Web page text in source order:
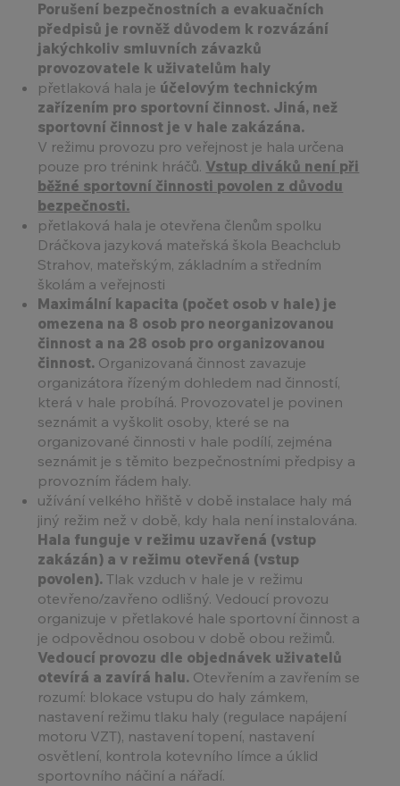
Porušení bezpečnostních a evakuačních
předpisů je rovněž důvodem k rozvázání
jakýchkoliv smluvních závazků
provozovatele k uživatelům haly
přetlaková hala je účelovým technickým
zařízením pro sportovní činnost. Jiná, než
sportovní činnost je v hale zakázána.
V režimu provozu pro veřejnost je hala určena
pouze pro trénink hráčů. Vstup diváků není při
běžné sportovní činnosti povolen z důvodu
bezpečnosti.
přetlaková hala je otevřena členům spolku
Dráčkova jazyková mateřská škola Beachclub
Strahov, mateřským, základním a středním
školám a veřejnosti
Maximální kapacita (počet osob v hale) je
omezena na 8 osob pro neorganizovanou
činnost a na 28 osob pro organizovanou
činnost. Organizovaná činnost zavazuje
organizátora řízeným dohledem nad činností,
která v hale probíhá. Provozovatel je povinen
seznámit a vyškolit osoby, které se na
organizované činnosti v hale podílí, zejména
seznámit je s těmito bezpečnostními předpisy a
provozním řádem haly.
užívání velkého hřiště v době instalace haly má
jiný režim než v době, kdy hala není instalována.
Hala funguje v režimu uzavřená (vstup
zakázán) a v režimu otevřená (vstup
povolen). Tlak vzduch v hale je v režimu
otevřeno/zavřeno odlišný. Vedoucí provozu
organizuje v přetlakové hale sportovní činnost a
je odpovědnou osobou v době obou režimů.
Vedoucí provozu dle objednávek uživatelů
otevírá a zavírá halu. Otevřením a zavřením se
rozumí: blokace vstupu do haly zámkem,
nastavení režimu tlaku haly (regulace napájení
motoru VZT), nastavení topení, nastavení
osvětlení, kontrola kotevního límce a úklid
sportovního náčiní a nářadí.